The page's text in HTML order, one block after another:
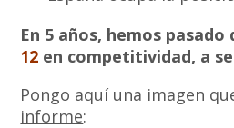
En 5 años, hemos
12 en competitividad, a
Pongo aquí una imagen
informe: